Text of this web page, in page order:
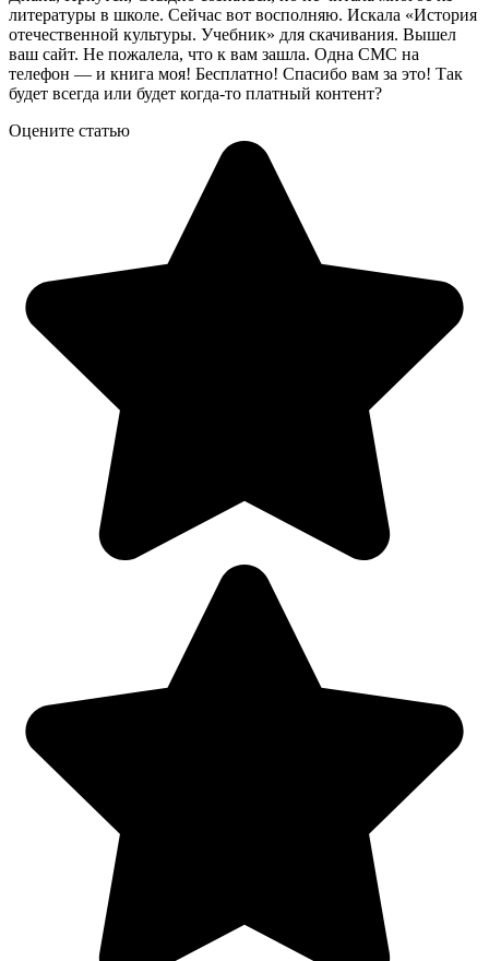
литературы в школе. Сейчас вот восполняю. Искала «История
отечественной культуры. Учебник» для скачивания. Вышел
ваш сайт. Не пожалела, что к вам зашла. Одна СМС на
телефон — и книга моя! Бесплатно! Спасибо вам за это! Так
будет всегда или будет когда-то платный контент?
Оцените статью